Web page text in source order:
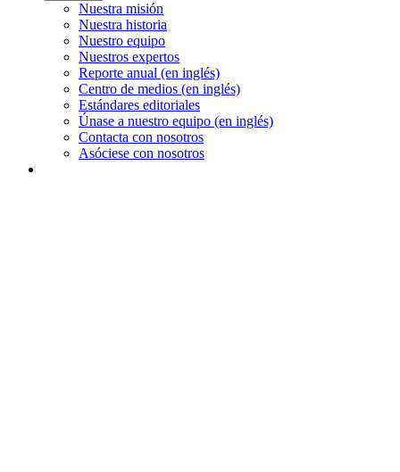
Nuestra misión
Nuestra historia
Nuestro equipo
Nuestros expertos
Reporte anual (en inglés)
Centro de medios (en inglés)
Estándares editoriales
Únase a nuestro equipo (en inglés)
Contacta con nosotros
Asóciese con nosotros